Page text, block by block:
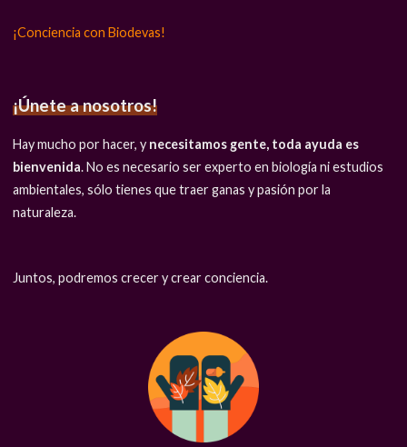
¡Conciencia con Biodevas!
¡Únete a nosotros!
Hay mucho por hacer, y necesitamos gente, toda ayuda es
bienvenida. No es necesario ser experto en biología ni estudios
ambientales, sólo tienes que traer ganas y pasión por la
naturaleza.
Juntos, podremos crecer y crear conciencia.